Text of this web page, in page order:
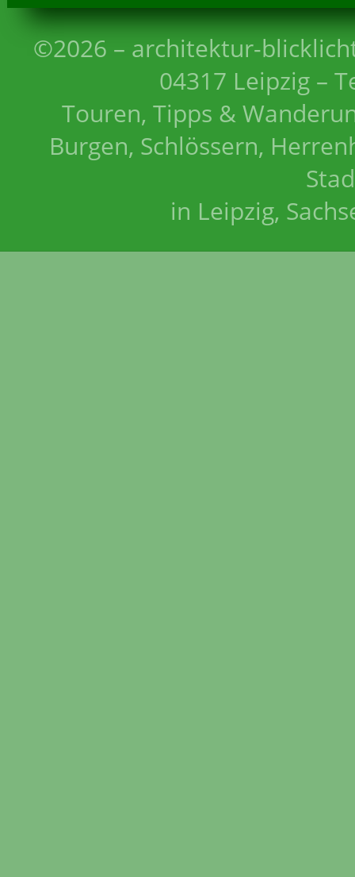
©2026 – architektur-
04317 Leipzig –
Touren, Tipps &
Burgen, Schlössern,
in Leipzig,